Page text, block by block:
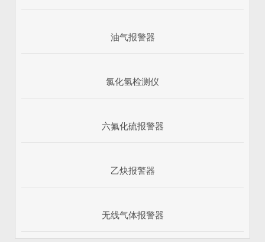
油气报警器
氯化氢检测仪
六氟化硫报警器
乙炔报警器
无线气体报警器